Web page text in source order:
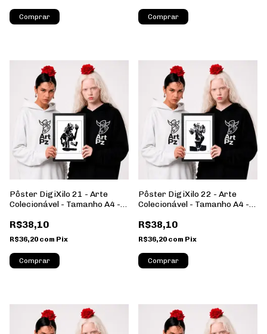
Comprar Comprar
Pôster DigiXilo 21 - Arte
Colecionável - Tamanho A4 -
Retrato
R$38,10
R$36,20 com Pix
Comprar
Pôster DigiXilo 22 - Arte
Colecionável - Tamanho A4 -
Retrato
R$38,10
R$36,20 com Pix
Comprar